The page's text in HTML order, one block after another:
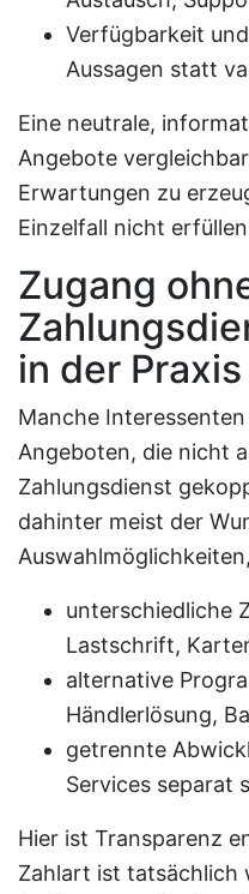
Verfügbarkeit
Aussagen statt
Eine neutrale,
Angebote
Erwartungen zu
Einzelfall nicht
Zugang
in der
Manche
Angeboten, die nicht
Zahlungsdienst
dahinter meist der
unterschiedliche
Lastschrift,
alternative
Händlerlösung,
getrennte
Services separat
Hier ist Transparenz
Zahlart ist tatsächlich